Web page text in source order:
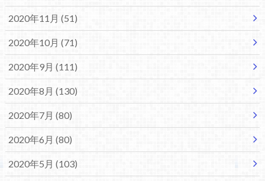
2020年11月 (51)
2020年10月 (71)
2020年9月 (111)
2020年8月 (130)
2020年7月 (80)
2020年6月 (80)
2020年5月 (103)